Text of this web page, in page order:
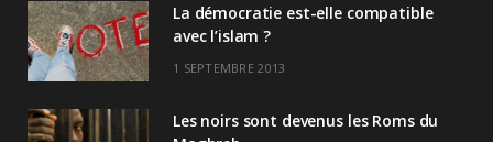
La démocratie est-elle compatible
avec l’islam ?
1 SEPTEMBRE 2013
Les noirs sont devenus les Roms du